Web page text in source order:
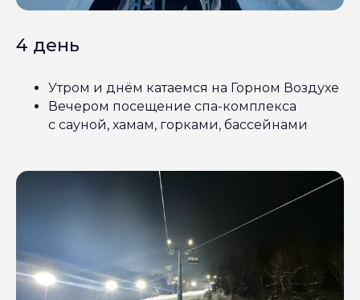
4 день
Утром и днём катаемся на Горном Воздухе
Вечером посещение спа-комплекса
с сауной, хамам, горками, бассейнами